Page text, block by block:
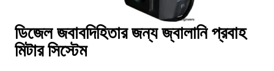
TE
AR
ডিজেল জবাবদিহিতার জন্য জ্বালানি প্রবাহ
মিটার সিস্টেম